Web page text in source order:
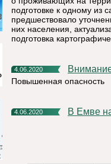
подготовке к одному из
предшествовало
них населения,
подготовка
4.06.2020
Повышенная опасность
4.06.2020 В Емве